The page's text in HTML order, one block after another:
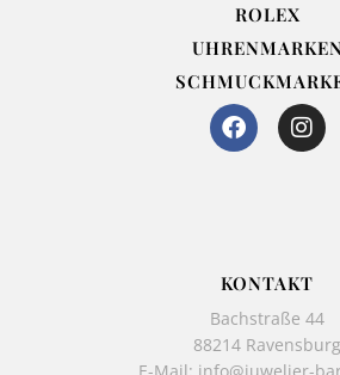
ROLEX
F
a
k
-
f
I
n
a
KONTAKT
Bachstraße 44
88214 Ravensburg
E-Mail: info@juwelier-